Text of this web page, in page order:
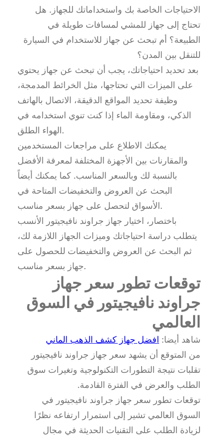
الاحتياجات الخاصة بك واستخداماتك للجهاز. هل
تحتاج إلى جهاز للمشي لمسافات طويلة في
الطبيعة؟ أم تبحث عن جهاز للاستخدام في السيارة
للتنقل بين المدن؟
بعد تحديد احتياجاتك، يجب أن تبحث عن جهاز يحتوي
على الميزات التي تحتاجها، مثل الخرائط المدمجة،
وظيفة تحديد المواقع الدقيقة، الاتصال بالهاتف
الذكي، ومقاومة الماء إذا كنت تنوي استخدامه في
الهواء الطلق.
يمكنك الاطلاع على مراجعات المستخدمين
والمقارنات بين الأجهزة المختلفة لمعرفة الأفضل
بالنسبة لك وبالسعر المناسب. كما يمكنك أيضاً
البحث عن العروض والتخفيضات المتاحة في
الأسواق لتحصل على جهاز بسعر مناسب.
باختصار، اختيار جهاز جراوند نافيجيتور الأنسب
يتطلب دراسة احتياجاتك وميزات الجهاز اللازمة لك،
ثم البحث عن العروض والتخفيضات للحصول على
جهاز بسعر مناسب.
توقعات تطور سعر جهاز
جراوند نافيجيتور في السوق
العالمي
شاهد أيضا: افضل جهاز كشف الذهب الماني
من المتوقع أن يشهد سعر جهاز جراوند نافيجيتور
تقلبات نتيجة التطورات التكنولوجية وتغيرات سوق
الطلب والعرض في الفترة القادمة.
توقعات تطور سعر جهاز جراوند نافيجيتور في
السوق العالمي تشير إلى استمرار ارتفاعه نظرًا
لزيادة الطلب على التقنيات الحديثة في مجال